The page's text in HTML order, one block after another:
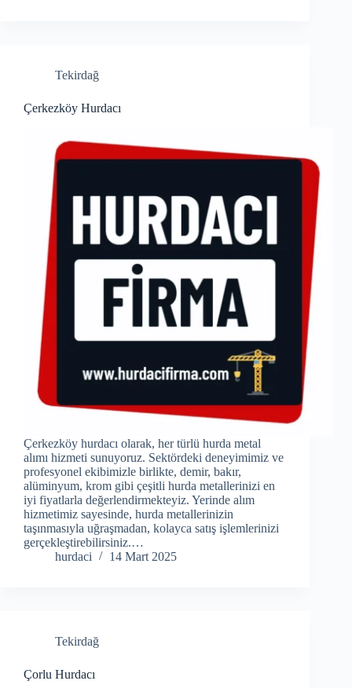
Tekirdağ
Çerkezköy Hurdacı
Çerkezköy hurdacı olarak, her türlü hurda metal
alımı hizmeti sunuyoruz. Sektördeki deneyimimiz ve
profesyonel ekibimizle birlikte, demir, bakır,
alüminyum, krom gibi çeşitli hurda metallerinizi en
iyi fiyatlarla değerlendirmekteyiz. Yerinde alım
hizmetimiz sayesinde, hurda metallerinizin
taşınmasıyla uğraşmadan, kolayca satış işlemlerinizi
gerçekleştirebilirsiniz.…
hurdaci
14 Mart 2025
Tekirdağ
Çorlu Hurdacı